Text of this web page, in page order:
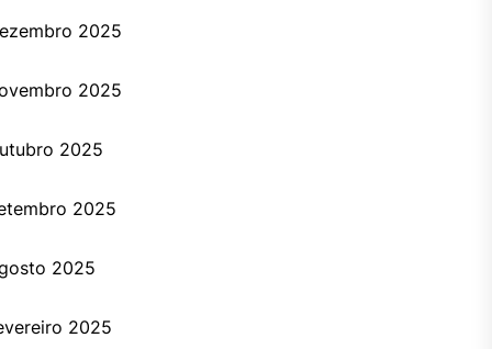
2025
2025
2025
2025
2025
2025